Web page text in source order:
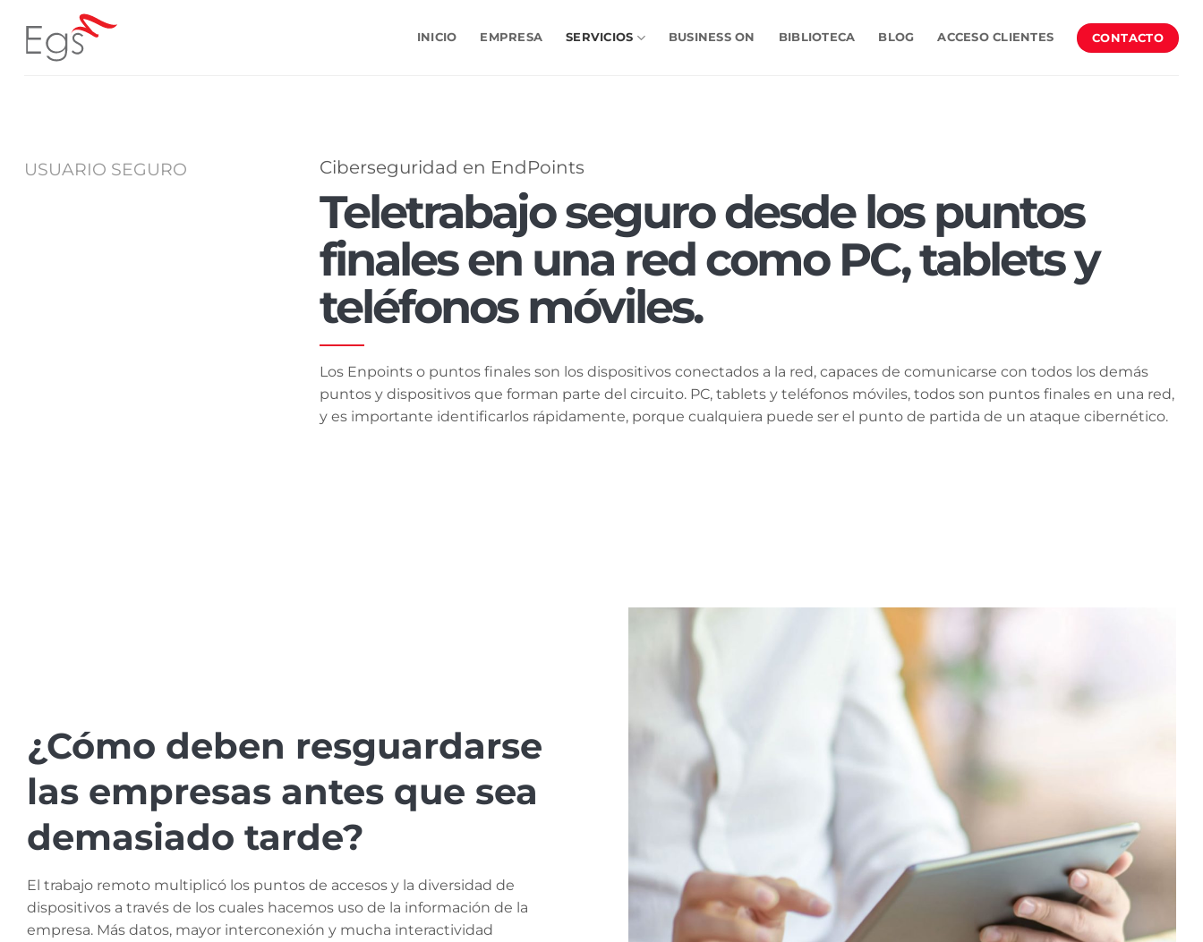
content
INICIO EMPRESA SERVICIOS BUSINESS ON BIBLIOTECA BLOG ACCESO CLIENTES CONTACTO
USUARIO SEGURO Ciberseguridad en EndPoints
Teletrabajo seguro desde los puntos
finales en una red como PC, tablets y
teléfonos móviles.
Los Enpoints o puntos finales son los dispositivos conectados a la red, capaces de comunicarse con todos los demás
puntos y dispositivos que forman parte del circuito. PC, tablets y teléfonos móviles, todos son puntos finales en una red,
y es importante identificarlos rápidamente, porque cualquiera puede ser el punto de partida de un ataque cibernético.
¿Cómo deben resguardarse
las empresas antes que sea
demasiado tarde?
El trabajo remoto multiplicó los puntos de accesos y la diversidad de
dispositivos a través de los cuales hacemos uso de la información de la
empresa. Más datos, mayor interconexión y mucha interactividad